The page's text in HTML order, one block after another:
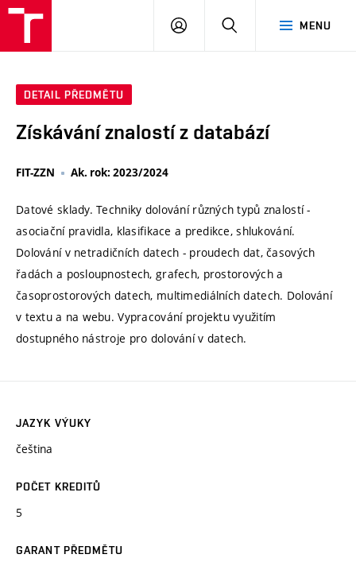
MENU
PŘIHLÁSIT
DETAIL PŘEDMĚTU
Získávání znalostí z databází
FIT-ZZN Ak. rok: 2023/2024
Datové sklady. Techniky dolování různých typů znalostí -
asociační pravidla, klasifikace a predikce, shlukování.
Dolování v netradičních datech - proudech dat, časových
řadách a posloupnostech, grafech, prostorových a
časoprostorových datech, multimediálních datech. Dolování
v textu a na webu. Vypracování projektu využitím
dostupného nástroje pro dolování v datech.
JAZYK VÝUKY
čeština
POČET KREDITŮ
5
GARANT PŘEDMĚTU